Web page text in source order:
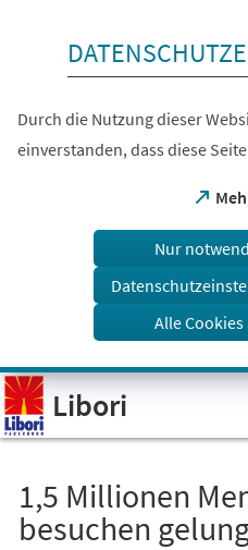
Visuelle
Assistenzsoftware
öffnen.
Durch die Nutzung dieser
einverstanden, dass diese
(Öffnet
einem
Tab)
Nur
Alle
Libori
1,5 Millionen
besuchen